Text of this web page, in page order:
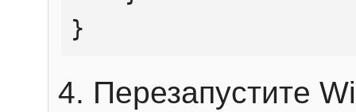
}
Перезапустите